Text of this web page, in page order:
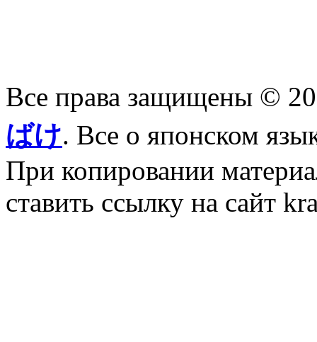
Все права защищены ©
ばけ. Все о японском
При копировании
ставить ссылку на сайт